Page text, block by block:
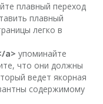
плавный переход
плавный
легко в
a> упоминайте
что они должны
ведет якорная
содержимому